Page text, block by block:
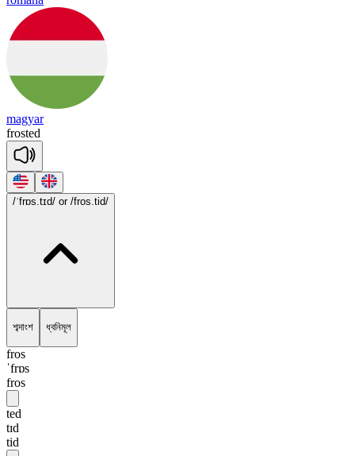
magyar
frosted
/ˈfrɒs.tɪd/ or /fros.tid/
শব্দাংশ ধ্বনিমূল
fros
ˈfrɒs
fros
ted
tɪd
tid